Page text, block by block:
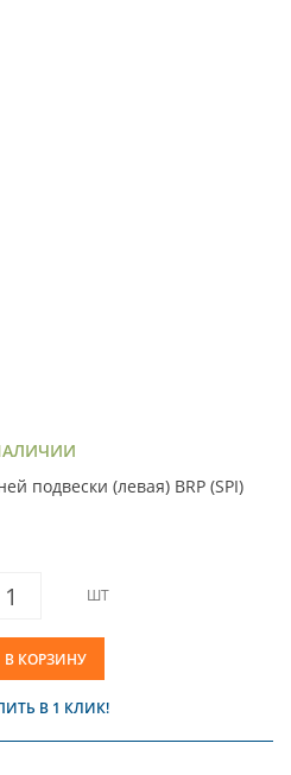
подвески (левая) BRP (SPI)
ШТ
В КОРЗИНУ
В 1 КЛИК!